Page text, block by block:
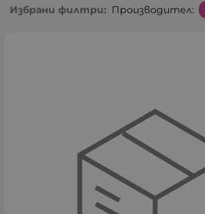
Избрани филтри: Производител: